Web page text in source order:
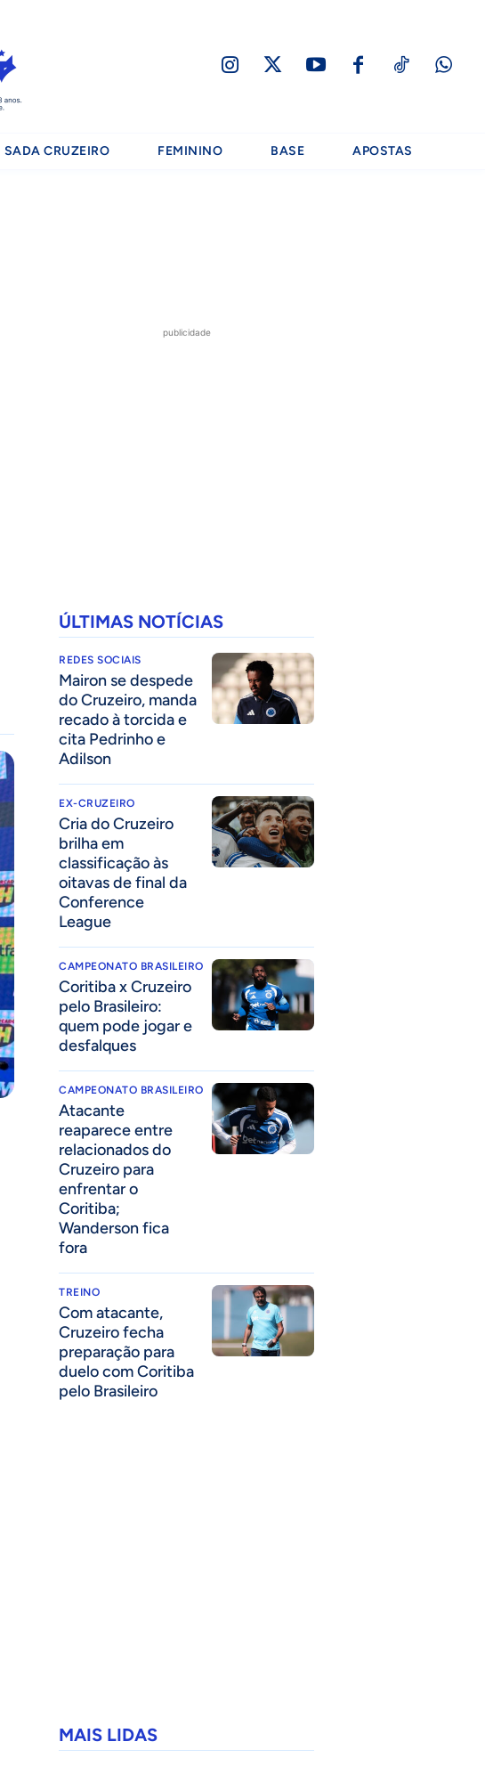
SADA CRUZEIRO FEMININO BASE APOSTAS
publicidade
ÚLTIMAS NOTÍCIAS
REDES SOCIAIS
Mairon se despede
do Cruzeiro, manda
recado à torcida e
cita Pedrinho e
Adilson
EX-CRUZEIRO
Cria do Cruzeiro
brilha em
classificação às
oitavas de final da
Conference
League
CAMPEONATO BRASILEIRO
Coritiba x Cruzeiro
pelo Brasileiro:
quem pode jogar e
desfalques
CAMPEONATO BRASILEIRO
Atacante
reaparece entre
relacionados do
Cruzeiro para
enfrentar o
Coritiba;
Wanderson fica
fora
TREINO
Com atacante,
Cruzeiro fecha
preparação para
duelo com Coritiba
pelo Brasileiro
MAIS LIDAS